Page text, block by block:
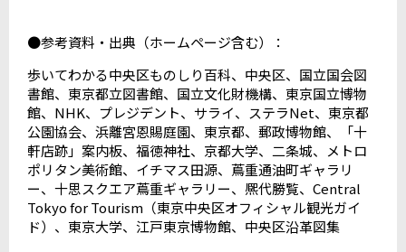
●参考資料・出典（ホームページ含む）：
歩いてわかる中央区ものしり百科、中央区、国立国会図
書館、東京都立図書館、国立文化財機構、東京国立博物
館、 NHK、プレジデント、サライ、ステラNet、東京都
公園協会、浜離宮恩賜庭園、東京都、郵政博物館、「十
軒店跡」案内板、福徳神社、京都大学、二条城、メトロ
ポリタン美術館、イチマス田源、蔦重通油町ギャラリ
ー、十思スクエア蔦重ギャラリー、熈代勝覧、 Central
Tokyo for Tourism （東京中央区オフィシャル観光ガイ
ド）、東京大学、江戸東京博物館、中央区沿革図集